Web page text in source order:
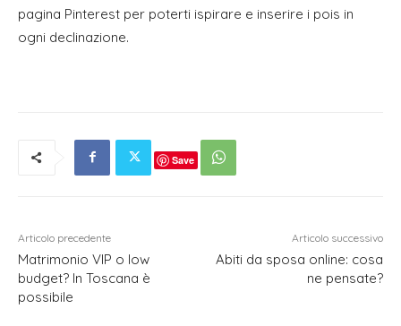
pagina Pinterest per poterti ispirare e inserire i pois in
ogni declinazione.
Save
Articolo precedente
Matrimonio VIP o low
budget? In Toscana è
possibile
Articolo successivo
Abiti da sposa online: cosa
ne pensate?